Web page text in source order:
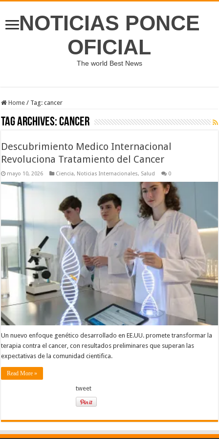
NOTICIAS PONCE
OFICIAL
The world Best News
Home / Tag:cancer
Tag Archives:cancer
Descubrimiento Medico Internacional
Revoluciona Tratamiento del Cancer
mayo 10, 2026 Ciencia, Noticias Internacionales, Salud 0
Un nuevo enfoque genético desarrollado en EE.UU. promete transformar la
terapia contra el cancer, con resultados preliminares que superan las
expectativas de la comunidad cientifica.
Read More »
tweet